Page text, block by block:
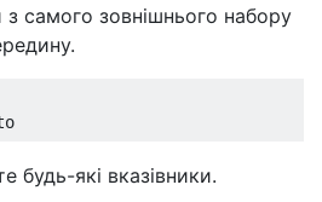
самого зовнішнього набору
будь-які вказівники.